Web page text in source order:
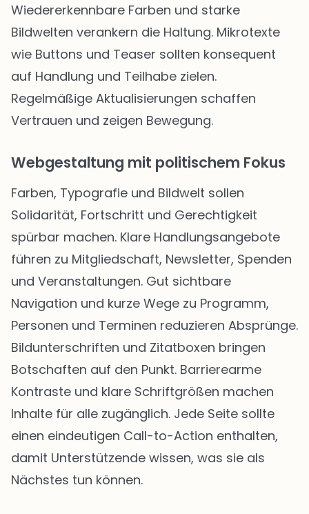
Wiedererkennbare Farben und starke
Bildwelten verankern die Haltung. Mikrotexte
wie Buttons und Teaser sollten konsequent
auf Handlung und Teilhabe zielen.
Regelmäßige Aktualisierungen schaffen
Vertrauen und zeigen Bewegung.
Webgestaltung mit politischem Fokus
Farben, Typografie und Bildwelt sollen
Solidarität, Fortschritt und Gerechtigkeit
spürbar machen. Klare Handlungsangebote
führen zu Mitgliedschaft, Newsletter, Spenden
und Veranstaltungen. Gut sichtbare
Navigation und kurze Wege zu Programm,
Personen und Terminen reduzieren Absprünge.
Bildunterschriften und Zitatboxen bringen
Botschaften auf den Punkt. Barrierearme
Kontraste und klare Schriftgrößen machen
Inhalte für alle zugänglich. Jede Seite sollte
einen eindeutigen Call-to-Action enthalten,
damit Unterstützende wissen, was sie als
Nächstes tun können.